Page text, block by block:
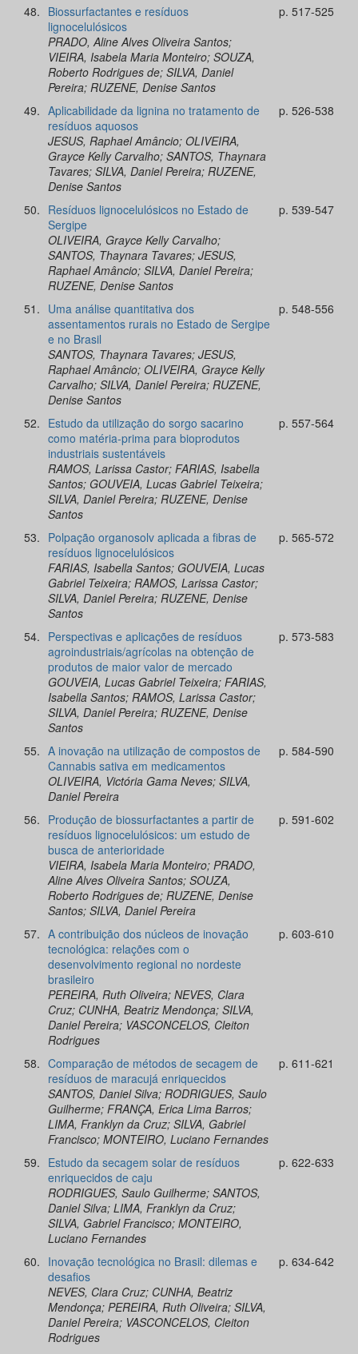
48. Biossurfactantes e resíduos
lignocelulósicos
PRADO, Aline Alves Oliveira Santos;
VIEIRA, Isabela Maria Monteiro; SOUZA,
Roberto Rodrigues de; SILVA, Daniel
Pereira; RUZENE, Denise Santos
p. 517-525
49. Aplicabilidade da lignina no tratamento de
resíduos aquosos
JESUS, Raphael Amâncio; OLIVEIRA,
Grayce Kelly Carvalho; SANTOS, Thaynara
Tavares; SILVA, Daniel Pereira; RUZENE,
Denise Santos
p. 526-538
50. Resíduos lignocelulósicos no Estado de
Sergipe
OLIVEIRA, Grayce Kelly Carvalho;
SANTOS, Thaynara Tavares; JESUS,
Raphael Amâncio; SILVA, Daniel Pereira;
RUZENE, Denise Santos
p. 539-547
51. Uma análise quantitativa dos
assentamentos rurais no Estado de Sergipe
e no Brasil
SANTOS, Thaynara Tavares; JESUS,
Raphael Amâncio; OLIVEIRA, Grayce Kelly
Carvalho; SILVA, Daniel Pereira; RUZENE,
Denise Santos
p. 548-556
52. Estudo da utilização do sorgo sacarino
como matéria-prima para bioprodutos
industriais sustentáveis
RAMOS, Larissa Castor; FARIAS, Isabella
Santos; GOUVEIA, Lucas Gabriel Teixeira;
SILVA, Daniel Pereira; RUZENE, Denise
Santos
p. 557-564
53. Polpação organosolv aplicada a fibras de
resíduos lignocelulósicos
FARIAS, Isabella Santos; GOUVEIA, Lucas
Gabriel Teixeira; RAMOS, Larissa Castor;
SILVA, Daniel Pereira; RUZENE, Denise
Santos
p. 565-572
54. Perspectivas e aplicações de resíduos
agroindustriais/agrícolas na obtenção de
produtos de maior valor de mercado
GOUVEIA, Lucas Gabriel Teixeira; FARIAS,
Isabella Santos; RAMOS, Larissa Castor;
SILVA, Daniel Pereira; RUZENE, Denise
Santos
p. 573-583
55. A inovação na utilização de compostos de
Cannabis sativa em medicamentos
OLIVEIRA, Victória Gama Neves; SILVA,
Daniel Pereira
p. 584-590
56. Produção de biossurfactantes a partir de
resíduos lignocelulósicos: um estudo de
busca de anterioridade
VIEIRA, Isabela Maria Monteiro; PRADO,
Aline Alves Oliveira Santos; SOUZA,
Roberto Rodrigues de; RUZENE, Denise
Santos; SILVA, Daniel Pereira
p. 591-602
57. A contribuição dos núcleos de inovação
tecnológica: relações com o
desenvolvimento regional no nordeste
brasileiro
PEREIRA, Ruth Oliveira; NEVES, Clara
Cruz; CUNHA, Beatriz Mendonça; SILVA,
Daniel Pereira; VASCONCELOS, Cleiton
Rodrigues
p. 603-610
58. Comparação de métodos de secagem de
resíduos de maracujá enriquecidos
SANTOS, Daniel Silva; RODRIGUES, Saulo
Guilherme; FRANÇA, Erica Lima Barros;
LIMA, Franklyn da Cruz; SILVA, Gabriel
Francisco; MONTEIRO, Luciano Fernandes
p. 611-621
59. Estudo da secagem solar de resíduos
enriquecidos de caju
RODRIGUES, Saulo Guilherme; SANTOS,
Daniel Silva; LIMA, Franklyn da Cruz;
SILVA, Gabriel Francisco; MONTEIRO,
Luciano Fernandes
p. 622-633
60. Inovação tecnológica no Brasil: dilemas e
desafios
NEVES, Clara Cruz; CUNHA, Beatriz
Mendonça; PEREIRA, Ruth Oliveira; SILVA,
Daniel Pereira; VASCONCELOS, Cleiton
Rodrigues
p. 634-642